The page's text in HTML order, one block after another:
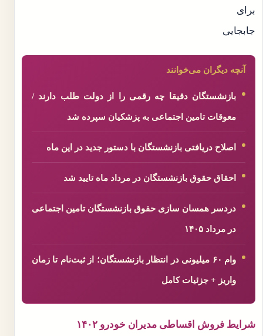
آنچه دیگران می‌خوانند
بازنشستگان دقیقا چه رقمی را از دولت طلب دارند /
معوقات تامین اجتماعی به پزشکیان سپرده شد
اصلاح دریافتی بازنشستگان با دستور جدید در این ماه
احقاق حقوق بازنشستگان در مرداد ماه تایید شد
دردسر همسان سازی حقوق بازنشستگان تامین اجتماعی
در مرداد ۱۴۰۵
وام ۶۰ میلیونی در انتظار بازنشستگان؛ از ثبت‌نام تا زمان
واریز + جزئیات کامل
شرایط فروش اقساطی مدیران خودرو ۱۴۰۲